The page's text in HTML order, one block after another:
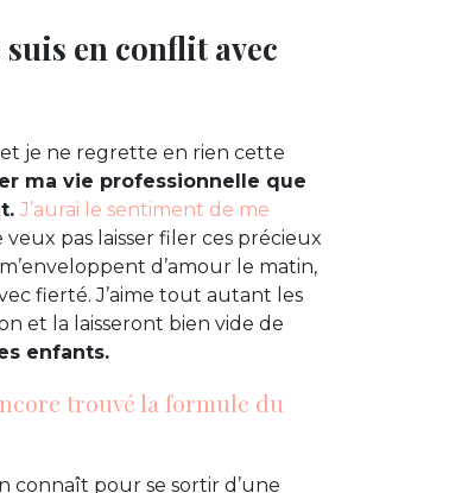
en conflit avec
et je ne regrette en rien cette
ma vie professionnelle que
J’aurai le sentiment de me
pas laisser filer ces précieux
d’amour le matin,
fierté. J’aime tout autant les
et la laisseront bien vide de
enfants.
trouvé la formule du
connaît pour se sortir d’une